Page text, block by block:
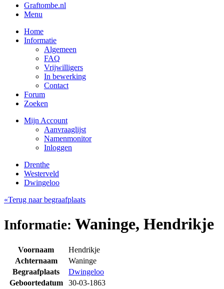
Graftombe.nl
Menu
Home
Informatie
Algemeen
FAQ
Vrijwilligers
In bewerking
Contact
Forum
Zoeken
Mijn Account
Aanvraaglijst
Namenmonitor
Inloggen
Drenthe
Westerveld
Dwingeloo
«Terug naar begraafplaats
Informatie: Waninge, Hendrikje
Voornaam
Hendrikje
Achternaam
Waninge
Begraafplaats
Dwingeloo
Geboortedatum
30-03-1863